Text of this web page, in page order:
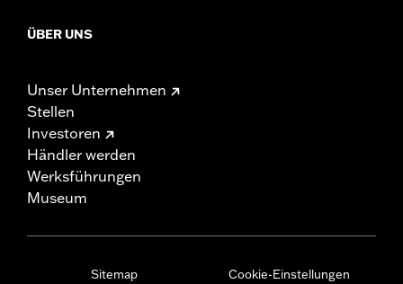
ÜBER UNS
Unser Unternehmen
Stellen
Investoren
Händler werden
Werksführungen
Museum
Sitemap
Cookie-Einstellungen